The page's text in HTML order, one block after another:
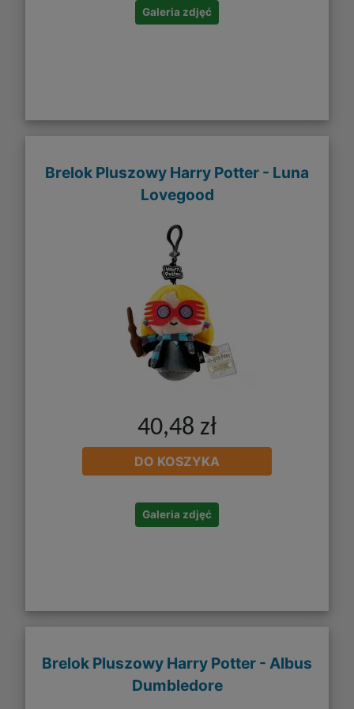
Galeria zdjęć
Brelok Pluszowy Harry Potter - Luna
Lovegood
40,48 zł
DO KOSZYKA
Galeria zdjęć
Brelok Pluszowy Harry Potter - Albus
Dumbledore